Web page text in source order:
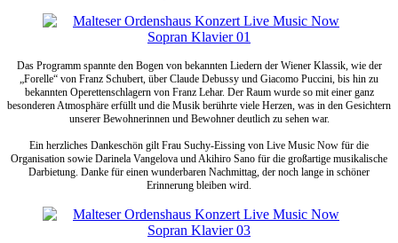
Das Programm spannte den Bogen von bekannten Liedern der Wiener Klassik, wie der
„Forelle“ von Franz Schubert, über Claude Debussy und Giacomo Puccini, bis hin zu
bekannten Operettenschlagern von Franz Lehar. Der Raum wurde so mit einer ganz
besonderen Atmosphäre erfüllt und die Musik berührte viele Herzen, was in den Gesichtern
unserer Bewohnerinnen und Bewohner deutlich zu sehen war.
Ein herzliches Dankeschön gilt Frau Suchy-Eissing von Live Music Now für die
Organisation sowie Darinela Vangelova und Akihiro Sano für die großartige musikalische
Darbietung. Danke für einen wunderbaren Nachmittag, der noch lange in schöner
Erinnerung bleiben wird.